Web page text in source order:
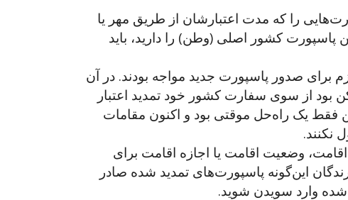
دیگر پاسپورت‌هایی را که مدت اعتبارشان از طریق مهر یا
پاسپورت کشور اصلی (وطن) را دارید، باید
کمبود مواد لازم برای صدور پاسپورت جدید مواجه بودند. در آن
بود از سوی سفارت کشور خود تمدید اعتبار
فقط یک راه‌حل موقتی بود و اکنون مقامات
نکنند.
دیگر کارت اقامت، وضعیت اقامت یا اجازه اقامت برای
این‌گونه پاسپورت‌های تمدید شده صادر
شده وارد سویدن شوید.